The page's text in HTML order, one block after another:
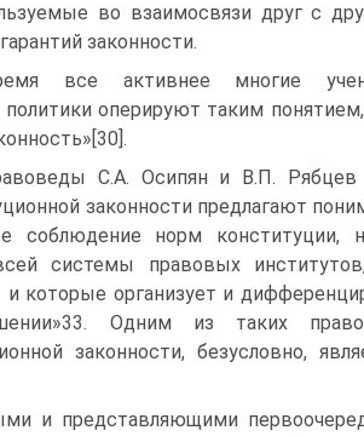
во взаимосвязи друг с
законности.
все активнее многие
оперируют таким
С.А. Осипян и В.П. Рябцев
законности предлагают
соблюдение норм конституции,
системы правовых
и которые организует и
Одним из таких
законности, безусловно,
и представляющими